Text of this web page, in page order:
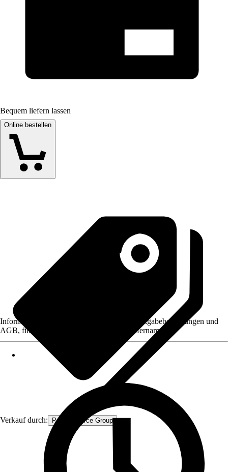
Bequem liefern lassen
Online bestellen
Verkauf durch: Procommerce Group
Informationen des Verkäufers, wie z. B. Rückgabebedingungen und
AGB, finden Sie bei Klick auf den Verkäufernamen.